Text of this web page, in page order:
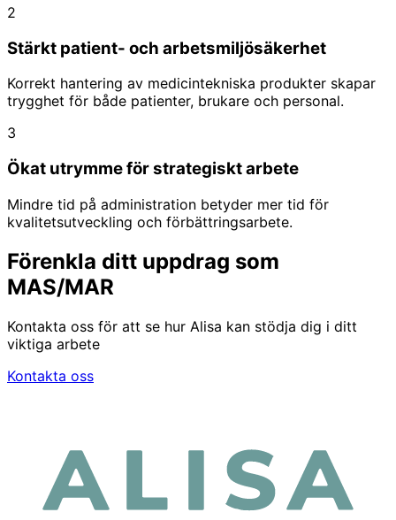
2
Stärkt patient- och arbetsmiljösäkerhet
Korrekt hantering av medicintekniska produkter skapar
trygghet för både patienter, brukare och personal.
3
Ökat utrymme för strategiskt arbete
Mindre tid på administration betyder mer tid för
kvalitetsutveckling och förbättringsarbete.
Förenkla ditt uppdrag som
MAS/MAR
Kontakta oss för att se hur Alisa kan stödja dig i ditt
viktiga arbete
Kontakta oss